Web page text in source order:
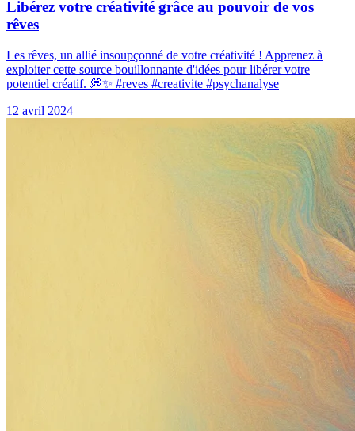
Libérez votre créativité grâce au pouvoir de vos
rêves
Les rêves, un allié insoupçonné de votre créativité ! Apprenez à
exploiter cette source bouillonnante d'idées pour libérer votre
potentiel créatif. 💭✨ #reves #creativite #psychanalyse
12 avril 2024